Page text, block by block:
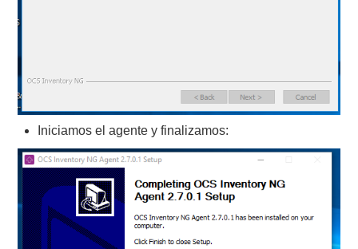
Iniciamos el agente y finalizamos: